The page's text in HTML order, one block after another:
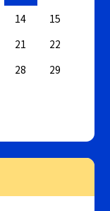
14
15
21
22
28
29